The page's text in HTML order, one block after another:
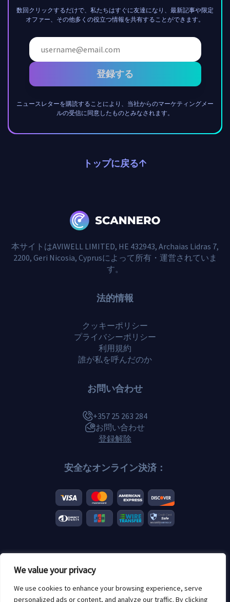
We value your privacy
We use cookies to enhance your browsing experience, serve
personalized ads or content, and analyze our traffic. By clicking
数回クリックするだけで、私たちはすぐに友達になり、最新記事や限定
オファー、その他多くの役立つ情報を共有することができます。
登録する
ニュースレターを購読することにより、当社からのマーケティングメー
ルの受信に同意したものとみなされます。
トップに戻る
本サイトはAVIWELL LIMITED, HE 432943, Archaias Lidras 7,
2200, Geri Nicosia, Cyprusによって所有・運営されていま
す。
法的情報
クッキーポリシー
プライバシーポリシー
利用規約
誰が私を呼んだのか
お問い合わせ
+357 25 263 284
お問い合わせ
登録解除
安全なオンライン決済：
© 2026 Scannero.blog.すべてのブランドはそれぞれの所有者に帰属
年齢制限あり：18+